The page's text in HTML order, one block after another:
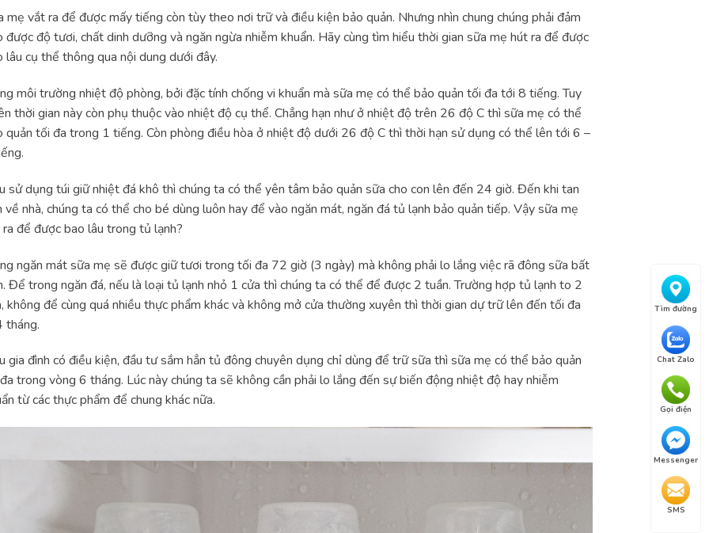
Tìm đường
Chat Zalo
Gọi điện
Messenger
SMS
mẹ vắt ra để được mấy tiếng còn tùy theo nơi trữ và điều kiện bảo quản. Nhưng nhìn chung chúng phải đảm
được độ tươi, chất dinh dưỡng và ngăn ngừa nhiễm khuẩn. Hãy cùng tìm hiểu thời gian sữa mẹ hút ra để được
lâu cụ thể thông qua nội dung dưới đây.
môi trường nhiệt độ phòng, bởi đặc tính chống vi khuẩn mà sữa mẹ có thể bảo quản tối đa tới 8 tiếng. Tuy
thời gian này còn phụ thuộc vào nhiệt độ cụ thể. Chẳng hạn như ở nhiệt độ trên 26 độ C thì sữa mẹ có thể
quản tối đa trong 1 tiếng. Còn phòng điều hòa ở nhiệt độ dưới 26 độ C thì thời hạn sử dụng có thể lên tới 6 –
sử dụng túi giữ nhiệt đá khô thì chúng ta có thể yên tâm bảo quản sữa cho con lên đến 24 giờ. Đến khi tan
về nhà, chúng ta có thể cho bé dùng luôn hay để vào ngăn mát, ngăn đá tủ lạnh bảo quản tiếp. Vậy sữa mẹ
để được bao lâu trong tủ lạnh?
ngăn mát sữa mẹ sẽ được giữ tươi trong tối đa 72 giờ (3 ngày) mà không phải lo lắng việc rã đông sữa bất
Để trong ngăn đá, nếu là loại tủ lạnh nhỏ 1 cửa thì chúng ta có thể để được 2 tuần. Trường hợp tủ lạnh to 2
không để cùng quá nhiều thực phẩm khác và không mở cửa thường xuyên thì thời gian dự trữ lên đến tối đa
tháng.
gia đình có điều kiện, đầu tư sắm hẳn tủ đông chuyên dụng chỉ dùng để trữ sữa thì sữa mẹ có thể bảo quản
trong vòng 6 tháng. Lúc này chúng ta sẽ không cần phải lo lắng đến sự biến động nhiệt độ hay nhiễm
từ các thực phẩm để chung khác nữa.